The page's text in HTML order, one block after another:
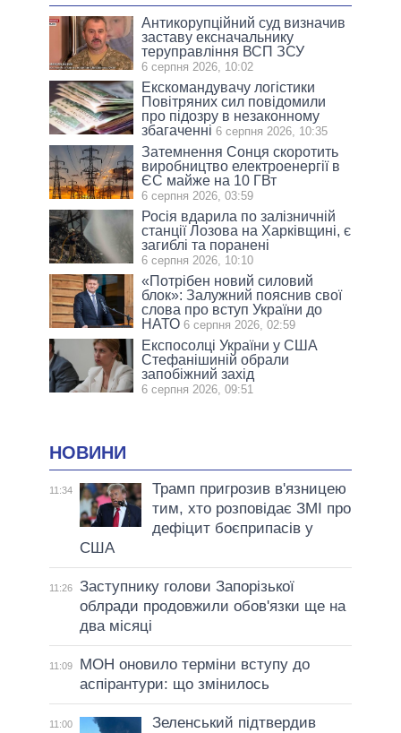
Антикорупційний суд визначив
заставу ексначальнику
теруправління ВСП ЗСУ
6 серпня 2026, 10:02
Екскомандувачу логістики
Повітряних сил повідомили
про підозру в незаконному
збагаченні 6 серпня 2026, 10:35
Затемнення Сонця скоротить
виробництво електроенергії в
ЄС майже на 10 ГВт
6 серпня 2026, 03:59
Росія вдарила по залізничній
станції Лозова на Харківщині, є
загиблі та поранені
6 серпня 2026, 10:10
«Потрібен новий силовий
блок»: Залужний пояснив свої
слова про вступ України до
НАТО 6 серпня 2026, 02:59
Експосолці України у США
Стефанішиній обрали
запобіжний захід
6 серпня 2026, 09:51
НОВИНИ
11:34
Трамп пригрозив в'язницею
тим, хто розповідає ЗМІ про
дефіцит боєприпасів у
США
11:26
Заступнику голови Запорізької
облради продовжили обов'язки ще на
два місяці
11:09
МОН оновило терміни вступу до
аспірантури: що змінилось
11:00
Зеленський підтвердив